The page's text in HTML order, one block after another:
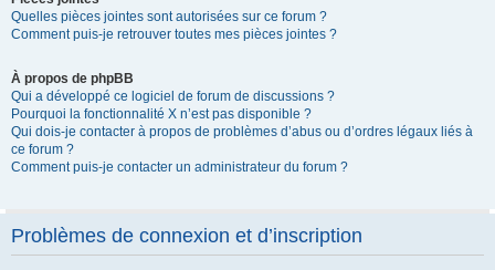
Quelles pièces jointes sont autorisées sur ce forum ?
Comment puis-je retrouver toutes mes pièces jointes ?
À propos de phpBB
Qui a développé ce logiciel de forum de discussions ?
Pourquoi la fonctionnalité X n’est pas disponible ?
Qui dois-je contacter à propos de problèmes d’abus ou d’ordres légaux liés à
ce forum ?
Comment puis-je contacter un administrateur du forum ?
Problèmes de connexion et d’inscription